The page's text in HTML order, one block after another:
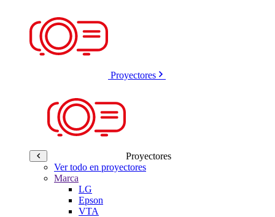
Proyectores
Proyectores
Ver todo en proyectores
Marca
LG
Epson
VTA